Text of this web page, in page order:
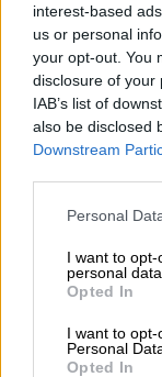
interest-based
us or personal
your opt-out. You
disclosure of your
IAB’s list of
also be disclosed
Downstream
Please note that
not limited to
grant or deny
use your data for
consent section.
Personal
I want to
personal data.
Opted In
I want to
Personal
Opted In
Ελλάδα|
Τροχαίο
ήταν
«Με τέτοιο
καταλάβω
οδηγήσει»